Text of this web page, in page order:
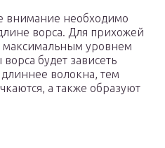
внимание необходимо
ворса. Для прихожей
максимальным уровнем
будет зависеть
длиннее волокна, тем
а также образуют